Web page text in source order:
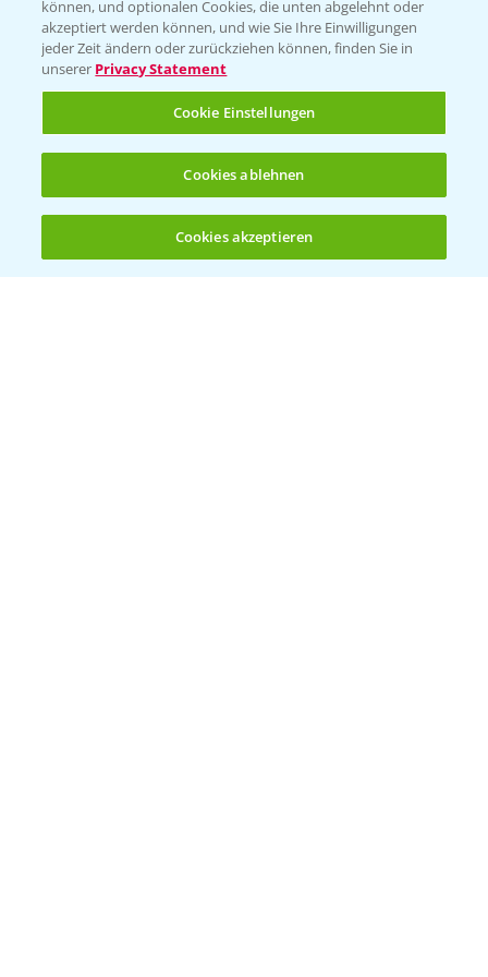
6:11
Standortreport Einbeck - Fungizidstrategien
im Vergleich
(noch 4)
können, und optionalen Cookies, die unten abgelehnt oder
akzeptiert werden können, und wie Sie Ihre Einwilligungen
jeder Zeit ändern oder zurückziehen können, finden Sie in
unserer Privacy Statement
Cookie Einstellungen
Cookies ablehnen
Cookies akzeptieren